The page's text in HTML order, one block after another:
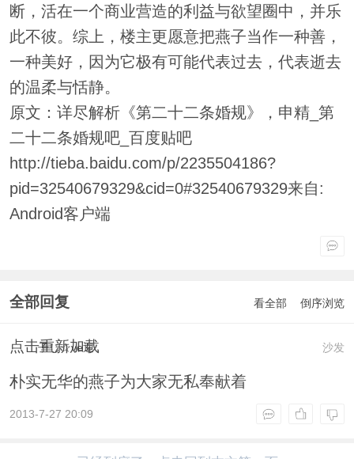
断，活在一个商业营造的利益与欲望圈中，并乐
此不彼。综上，楼主更愿意把燕子当作一种善，
一种美好，因为它极有可能代表过去，代表逝去
的温柔与恬静。
原文：详尽解析《第二十二条婚规》，申精_第
二十二条婚规吧_百度贴吧
http://tieba.baidu.com/p/2235504186?
pid=32540679329&cid=0#32540679329来自:
Android客户端
全部回复 看全部 倒序浏览
点击重新加载 沙发
子じ☆ve迎
朴实无华的燕子为大家无私奉献着
2013-7-27 20:09